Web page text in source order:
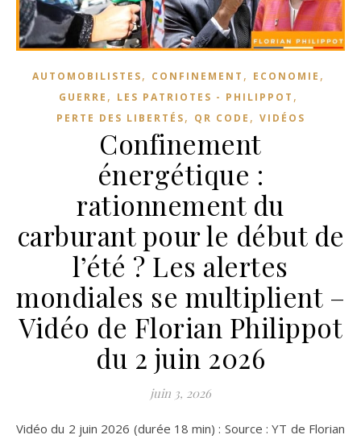
AUTOMOBILISTES, CONFINEMENT , ECONOMIE ,
GUERRE , LES PATRIOTES - PHILIPPOT ,
PERTE DES LIBERTÉS, QR CODE , VIDÉOS
Confinement
énergétique :
rationnement du
carburant pour le début de
l’été ? Les alertes
mondiales se multiplient –
Vidéo de Florian Philippot
du 2 juin 2026
juin 3, 2026
Vidéo du 2 juin 2026 (durée 18 min) : Source : YT de Florian